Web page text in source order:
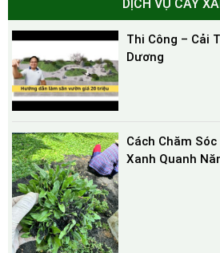
DỊCH VỤ CÂY
Thi Công – Cải
Dương
Cách Chăm
Xanh Quanh